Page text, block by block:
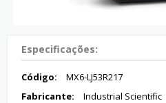
Especificações:
Código:
MX6-LJ53R217
Fabricante:
Industrial Scientific